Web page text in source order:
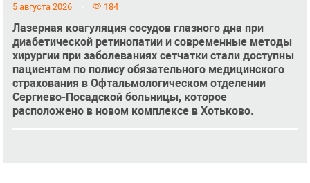
5 августа 2026 184
Лазерная коагуляция сосудов глазного дна при
диабетической ретинопатии и современные методы
хирургии при заболеваниях сетчатки стали доступны
пациентам по полису обязательного медицинского
страхования в Офтальмологическом отделении
Сергиево-Посадской больницы, которое
расположено в новом комплексе в Хотьково.